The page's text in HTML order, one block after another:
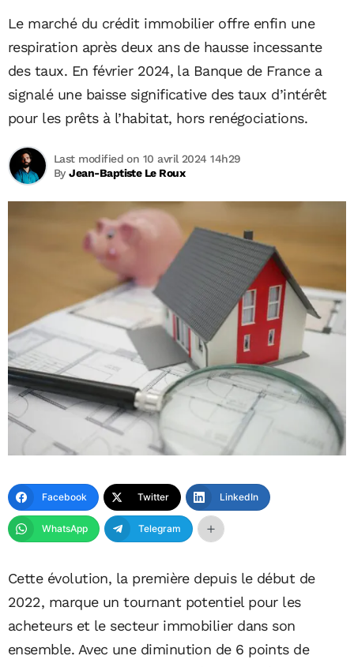
Le marché du crédit immobilier offre enfin une
respiration après deux ans de hausse incessante
des taux. En février 2024, la Banque de France a
signalé une baisse significative des taux d’intérêt
pour les prêts à l’habitat, hors renégociations.
ByJean-Baptiste Le Roux
Last modified on 10 avril 2024 14h29
Facebook Twitter LinkedIn
WhatsApp Telegram
Cette évolution, la première depuis le début de
2022, marque un tournant potentiel pour les
acheteurs et le secteur immobilier dans son
ensemble. Avec une diminution de 6 points de